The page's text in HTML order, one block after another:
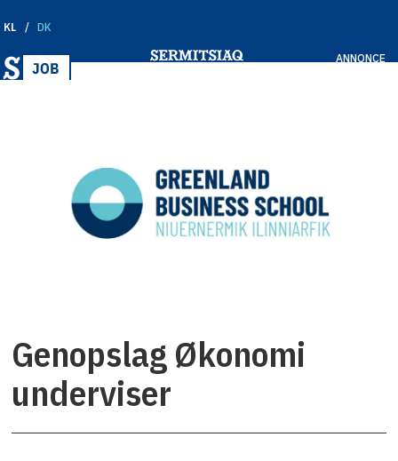
KL DK
ANNONCE
Genopslag Økonomi
underviser